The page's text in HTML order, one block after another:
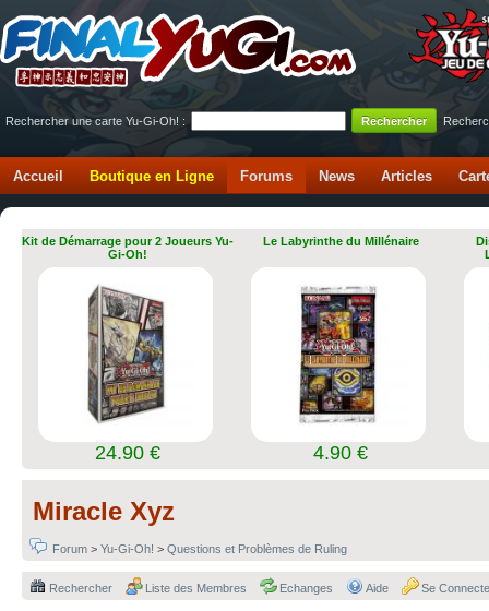
Rechercher une carte Yu-Gi-Oh! :
Accueil Boutique en Ligne Forums News Articles
Kit de Démarrage pour 2 Joueurs Yu-
Gi-Oh!
24.90 €
Le Labyrinthe du Millénaire
4.90 €
Miracle Xyz
Forum > Yu-Gi-Oh! > Questions et Problèmes de Ruling
Rechercher Liste des Membres Echanges Aide Se